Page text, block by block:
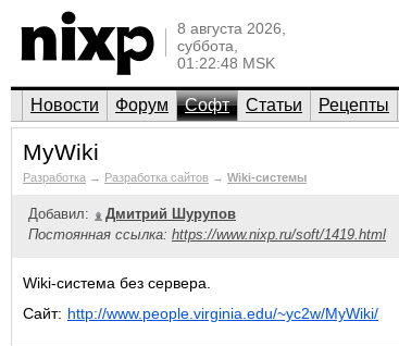
8 августа 2026,
суббота,
01:22:48 MSK
Новости Форум Софт Статьи Рецепты
MyWiki
Разработка → Разработка сайтов → Wiki-системы
Добавил:
Дмитрий Шурупов
Постоянная ссылка: https://www.nixp.ru/soft/1419.html
Wiki-система без сервера.
Сайт: http://www.people.virginia.edu/~yc2w/MyWiki/